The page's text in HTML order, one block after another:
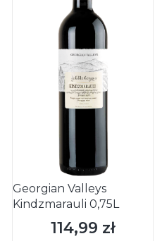
Georgian Valleys
Kindzmarauli 0,75L
Cena
114,99 zł